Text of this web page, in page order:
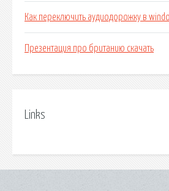
Как переключить аудиодорожку в
Презентация про британию скачать
Links